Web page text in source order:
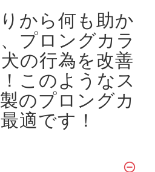
から何も助か
プロングカラ
の行為を改善
このようなス
のプロングカ
適です！